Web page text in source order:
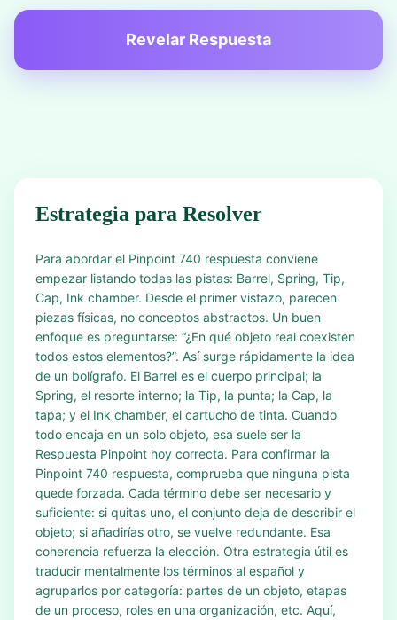
Revelar Respuesta
Estrategia para Resolver
Para abordar el Pinpoint 740 respuesta conviene
empezar listando todas las pistas: Barrel, Spring, Tip,
Cap, Ink chamber. Desde el primer vistazo, parecen
piezas físicas, no conceptos abstractos. Un buen
enfoque es preguntarse: “¿En qué objeto real coexisten
todos estos elementos?”. Así surge rápidamente la idea
de un bolígrafo. El Barrel es el cuerpo principal; la
Spring, el resorte interno; la Tip, la punta; la Cap, la
tapa; y el Ink chamber, el cartucho de tinta. Cuando
todo encaja en un solo objeto, esa suele ser la
Respuesta Pinpoint hoy correcta. Para confirmar la
Pinpoint 740 respuesta, comprueba que ninguna pista
quede forzada. Cada término debe ser necesario y
suficiente: si quitas uno, el conjunto deja de describir el
objeto; si añadirías otro, se vuelve redundante. Esa
coherencia refuerza la elección. Otra estrategia útil es
traducir mentalmente los términos al español y
agruparlos por categoría: partes de un objeto, etapas
de un proceso, roles en una organización, etc. Aquí,